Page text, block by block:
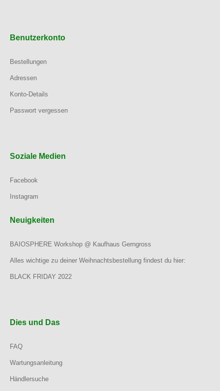
Benutzerkonto
Bestellungen
Adressen
Konto-Details
Passwort vergessen
Soziale Medien
Facebook
Instagram
Neuigkeiten
BAIOSPHERE Workshop @ Kaufhaus Gerngross
Alles wichtige zu deiner Weihnachtsbestellung findest du hier:
BLACK FRIDAY 2022
Dies und Das
FAQ
Wartungsanleitung
Händlersuche